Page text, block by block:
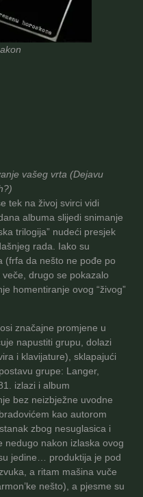
vašeg vrta (Dejavu
tek na živoj svirci vidi
albuma slijedi snimanje
trilogija” nudeći presjek
rada. Iako su
(frfa da nešto ne pođe po
drugo se pokazalo
homentiranje ovog “živog”
značajne promjene u
napustiti grupu, dolazi
i klavijature), sklapajući
grupe: Langer,
izlazi i album
bez neizbježne uvodne
kao autorom
zbog nesuglasica i
nedugo nakon izlaska ovog
jedine… produktija je pod
a ritam mašina vuče
nešto), a pjesme su